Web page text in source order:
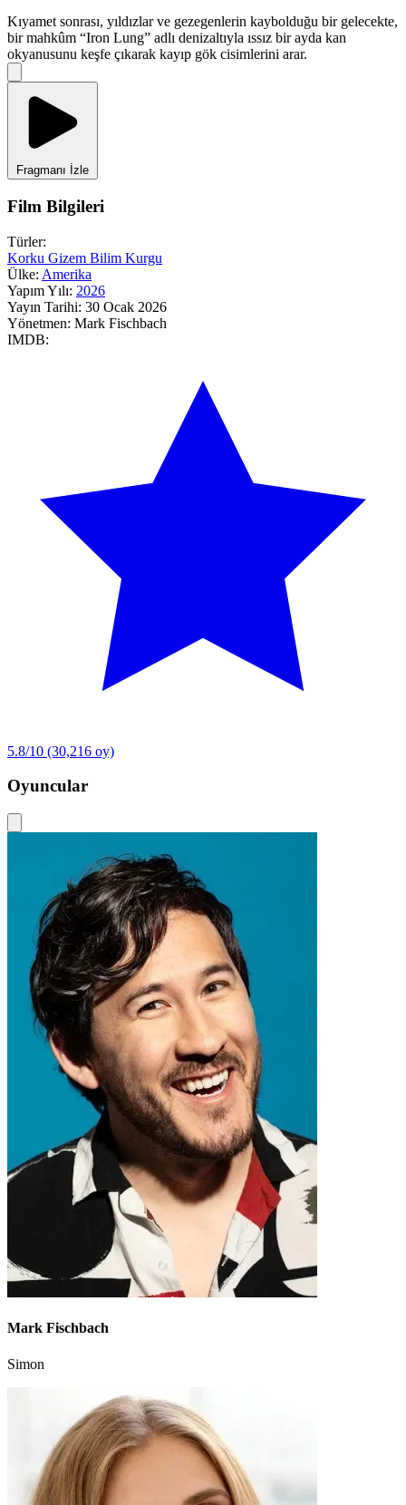
Kıyamet sonrası, yıldızlar ve gezegenlerin kaybolduğu bir gelecekte,
bir mahkûm “Iron Lung” adlı denizaltıyla ıssız bir ayda kan
okyanusunu keşfe çıkarak kayıp gök cisimlerini arar.
Fragmanı İzle
Film Bilgileri
Türler:
Korku Gizem Bilim Kurgu
Ülke: Amerika
Yapım Yılı: 2026
Yayın Tarihi: 30 Ocak 2026
Yönetmen: Mark Fischbach
IMDB:
5.8/10 (30,216 oy)
Oyuncular
Mark Fischbach
Simon